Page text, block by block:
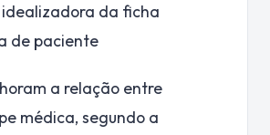
da ficha
de paciente
a relação entre
médica, segundo a